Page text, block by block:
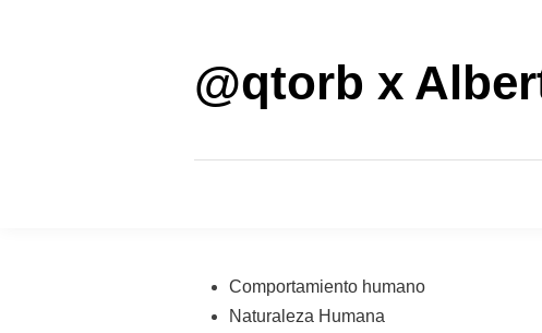
@qtorb x
Publicado
en
Comportamiento humano
Naturaleza Humana